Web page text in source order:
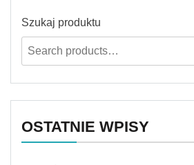
Szukaj produktu
OSTATNIE WPISY